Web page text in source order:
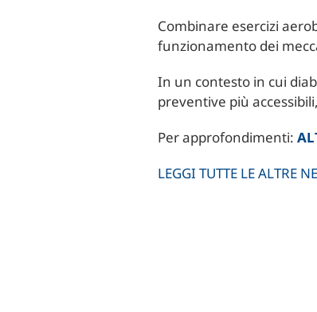
Combinare esercizi
funzionamento dei
In un contesto in cui
preventive più
Per approfondimenti:
LEGGI TUTTE LE ALTRE